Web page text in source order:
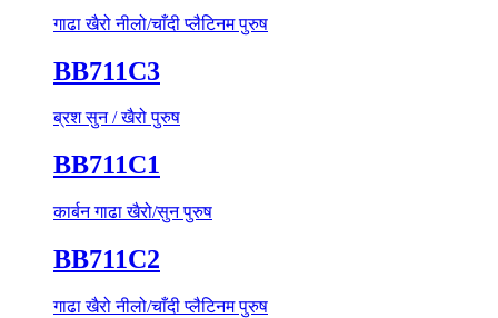
गाढा खैरो नीलो/चाँदी प्लैटिनम पुरुष
BB711C3
ब्रश सुन / खैरो पुरुष
BB711C1
कार्बन गाढा खैरो/सुन पुरुष
BB711C2
गाढा खैरो नीलो/चाँदी प्लैटिनम पुरुष